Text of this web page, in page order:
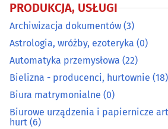
Galwanizacja(3)
Gaz - dystrybucja, napełnianie(6)
Introligatornie(4)
PRODUKCJA, USŁUGI
Archiwizacja dokumentów (3)
Astrologia, wróżby, ezoteryka (0)
Automatyka przemysłowa (22)
Bielizna - producenci, hurtownie (18)
Biura matrymonialne (0)
Biurowe urządzenia i papiernicze
hurt (6)